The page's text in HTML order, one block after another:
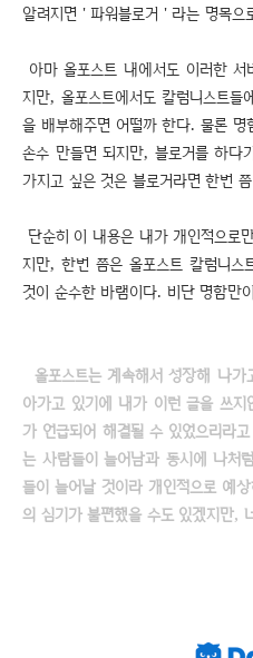
알려지면 ' 파워블로거 ' 라는 명목으
아마 올포스트 내에서도 이러한
지만, 올포스트에서도 칼럼니스트
을 배부해주면 어떨까 한다. 물론
손수 만들면 되지만, 블로거를 하
가지고 싶은 것은 블로거라면 한번
단순히 이 내용은 내가 개인적으로
지만, 한번 쯤은 올포스트 칼럼니
것이 순수한 바램이다. 비단 명함만
올포스트는 계속해서 성장해 나
아가고 있기에 내가 이런 글을 쓰
가 언급되어 해결될 수 있었으리라
는 사람들이 늘어남과 동시에 나처
들이 늘어날 것이라 개인적으로 예
의 심기가 불편했을 수도 있겠지만,